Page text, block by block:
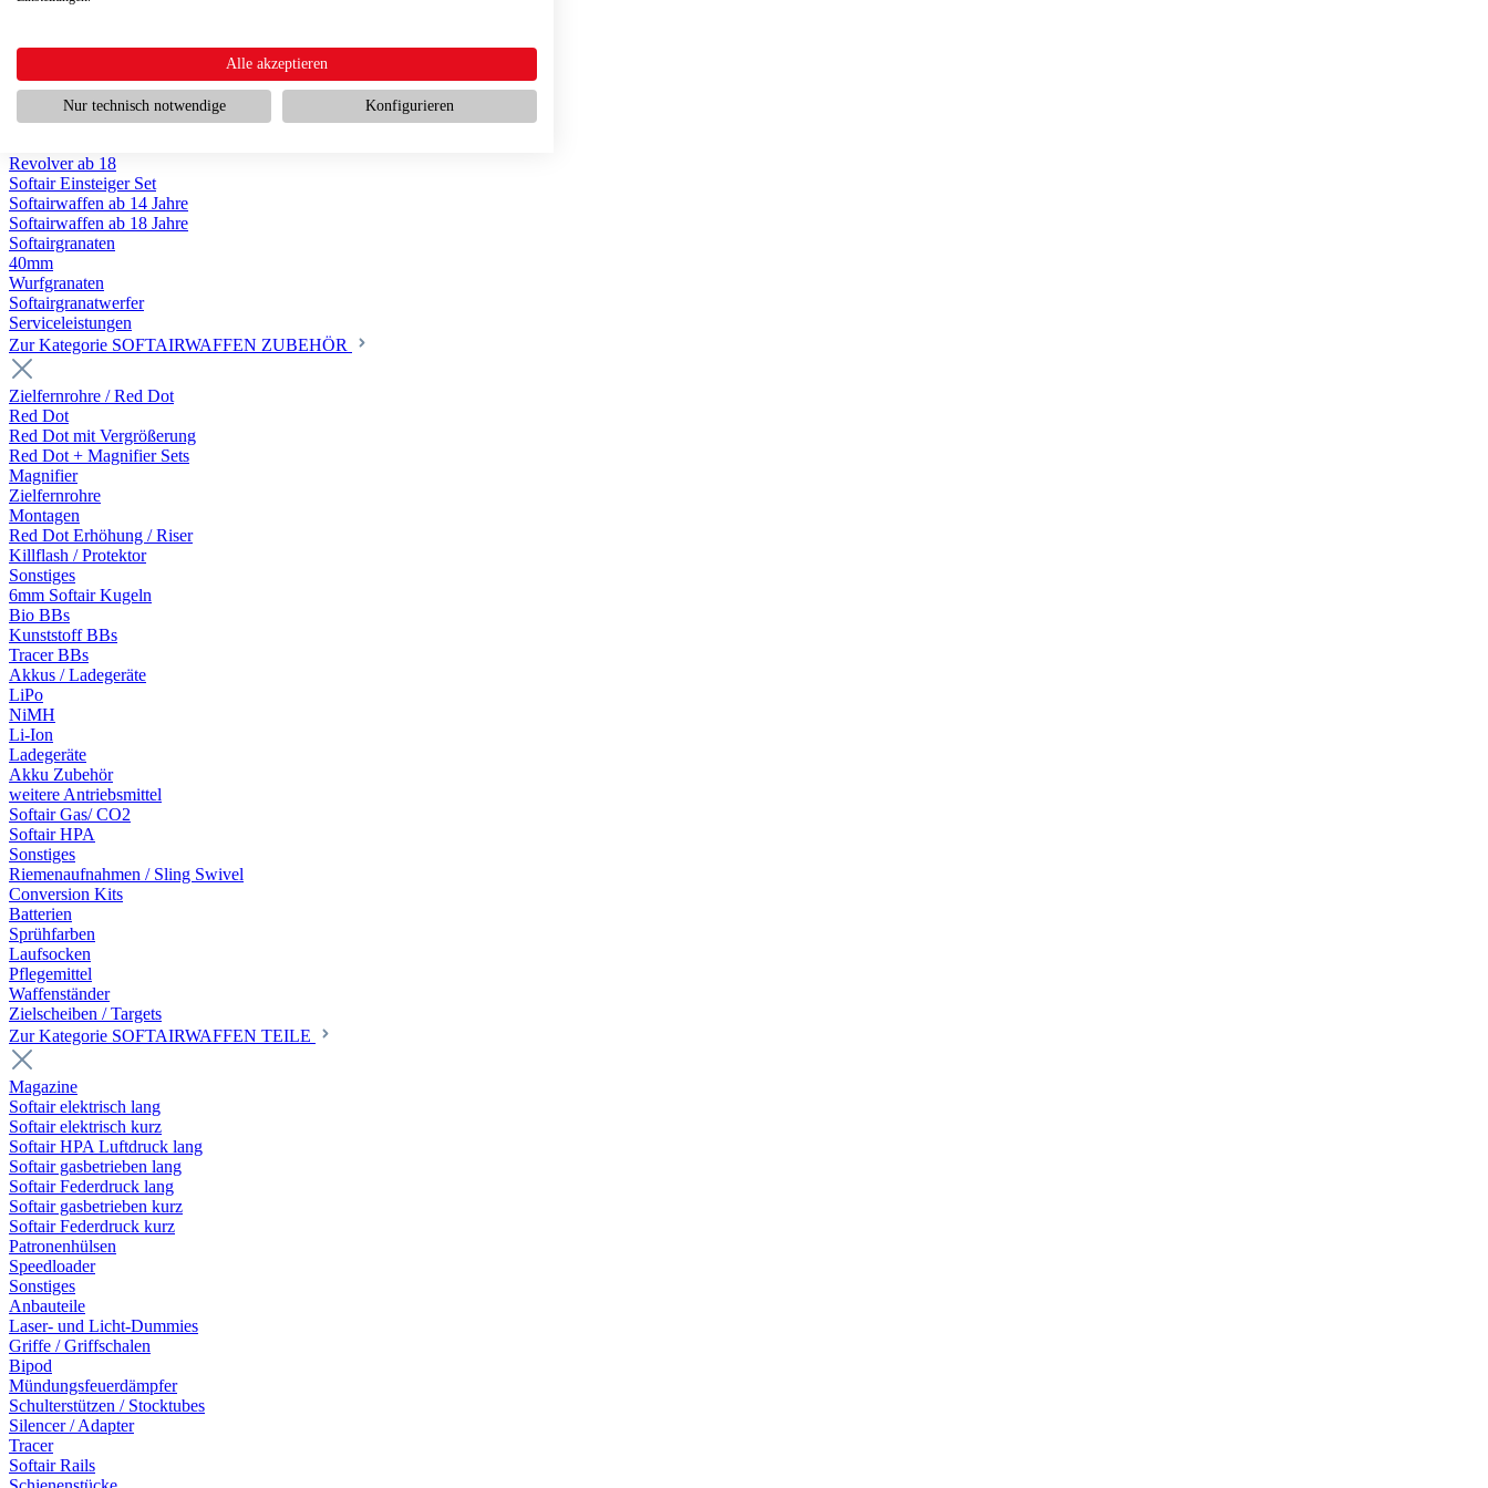
Scharfschützengewehr ab 18
Softair Pistolen
Softair Pistolen elektrisch ab 14
Softair Pistolen Federdruck ab 14
Softair Pistolen HPA Luftdruck ab 18
Revolver ab 18
Softair Einsteiger Set
Softairwaffen ab 14 Jahre
Softairwaffen ab 18 Jahre
Softairgranaten
40mm
Wurfgranaten
Softairgranatwerfer
Serviceleistungen
Zur Kategorie SOFTAIRWAFFEN ZUBEHÖR
Zielfernrohre / Red Dot
Red Dot
Red Dot mit Vergrößerung
Red Dot + Magnifier Sets
Magnifier
Zielfernrohre
Montagen
Red Dot Erhöhung / Riser
Killflash / Protektor
Sonstiges
6mm Softair Kugeln
Bio BBs
Kunststoff BBs
Tracer BBs
Akkus / Ladegeräte
LiPo
NiMH
Li-Ion
Ladegeräte
Akku Zubehör
weitere Antriebsmittel
Softair Gas/ CO2
Softair HPA
Sonstiges
Riemenaufnahmen / Sling Swivel
Conversion Kits
Batterien
Sprühfarben
Laufsocken
Pflegemittel
Waffenständer
Zielscheiben / Targets
Zur Kategorie SOFTAIRWAFFEN TEILE
Magazine
Softair elektrisch lang
Softair elektrisch kurz
Softair HPA Luftdruck lang
Softair gasbetrieben lang
Softair Federdruck lang
Softair gasbetrieben kurz
Softair Federdruck kurz
Patronenhülsen
Speedloader
Sonstiges
Anbauteile
Laser- und Licht-Dummies
Griffe / Griffschalen
Bipod
Mündungsfeuerdämpfer
Schulterstützen / Stocktubes
Silencer / Adapter
Tracer
Softair Rails
Alle akzeptieren
Nur technisch notwendige Konfigurieren